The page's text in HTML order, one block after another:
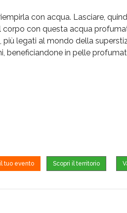
con acqua. Lasciare,
con questa acqua
legati al mondo della
beneficiandone in pelle
tuo evento Scopri il territorio